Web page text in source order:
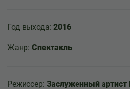
Год выхода: 2016
Жанр: Спектакль
Режиссер: Заслуженный